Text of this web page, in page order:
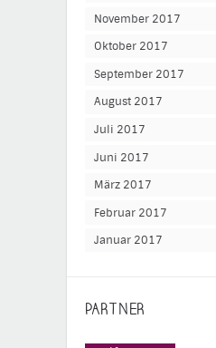
November 2017
Oktober 2017
September 2017
August 2017
Juli 2017
Juni 2017
März 2017
Februar 2017
Januar 2017
PARTNER